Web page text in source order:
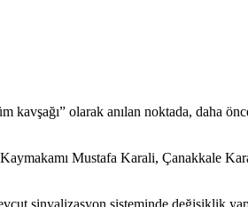
kavşağı” olarak anılan noktada, daha
Kaymakamı Mustafa Karali, Çanakkale